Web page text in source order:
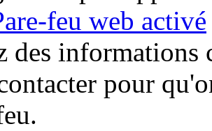
feu web activé
des informations
pour